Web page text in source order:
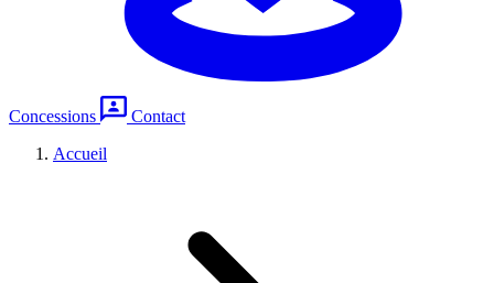
Concessions
Contact
Accueil